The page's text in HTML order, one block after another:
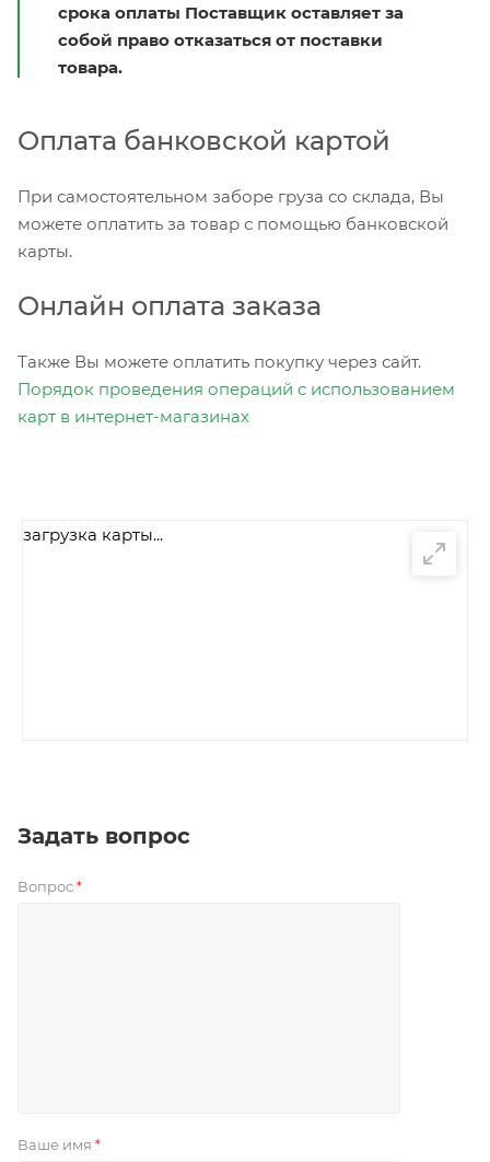
срока оплаты Поставщик оставляет за
собой право отказаться от поставки
товара.
Оплата банковской картой
При самостоятельном заборе груза со склада, Вы
можете оплатить за товар с помощью банковской
карты.
Онлайн оплата заказа
Также Вы можете оплатить покупку через сайт.
Порядок проведения операций с использованием
карт в интернет-магазинах
загрузка карты...
Задать вопрос
Вопрос *
Ваше имя *